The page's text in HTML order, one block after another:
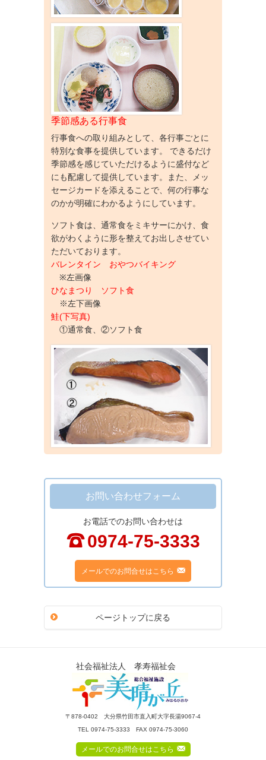
季節感ある行事食
行事食への取り組みとして、各行事ごとに
特別な食事を提供しています。 できるだけ
季節感を感じていただけるように盛付など
にも配慮して提供しています。また、メッ
セージカードを添えることで、何の行事な
のかが明確にわかるようにしています。
ソフト食は、通常食をミキサーにかけ、食
欲がわくように形を整えてお出しさせてい
ただいております。
バレンタイン おやつバイキング
※左画像
ひなまつり ソフト食
※左下画像
鮭(下写真)
①通常食、②ソフト食
お問い合わせフォーム
お電話でのお問い合わせは
;0974-75-3333
メールでのお問合せはこちら F
ページトップに戻る
社会福祉法人 孝寿福祉会
〒878-0402 大分県竹田市直入町大字長湯9067-4
TEL 0974-75-3333 FAX 0974-75-3060
メールでのお問合せはこちら F